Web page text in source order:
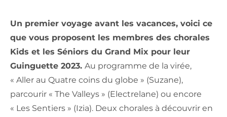
Un premier voyage avant les vacances, voici ce
que vous proposent les membres des chorales
Kids et les Séniors du Grand Mix pour leur
Guinguette 2023. Au programme de la virée,
« Aller au Quatre coins du globe » (Suzane),
parcourir « The Valleys » (Electrelane) ou encore
« Les Sentiers » (Izia). Deux chorales à découvrir en